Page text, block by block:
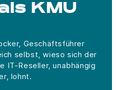
KMU
Geschäftsführer
selbst, wieso sich der
IT-Reseller, unabhängig
lohnt.